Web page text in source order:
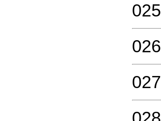
025
026
027